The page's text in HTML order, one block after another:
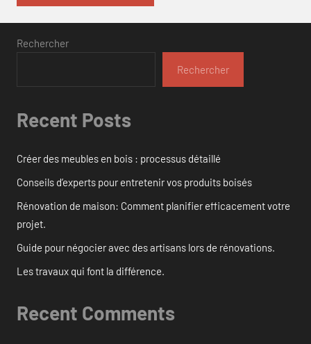
Rechercher
Rechercher
Recent Posts
Créer des meubles en bois : processus détaillé
Conseils d’experts pour entretenir vos produits boisés
Rénovation de maison: Comment planifier efficacement votre
projet.
Guide pour négocier avec des artisans lors de rénovations.
Les travaux qui font la différence.
Recent Comments